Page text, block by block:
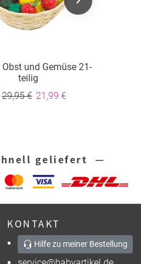
und Gemüse 21-
teilig
29,95 € 21,99 €
geliefert —
KONTAKT
Hilfe zu meiner Bestellung